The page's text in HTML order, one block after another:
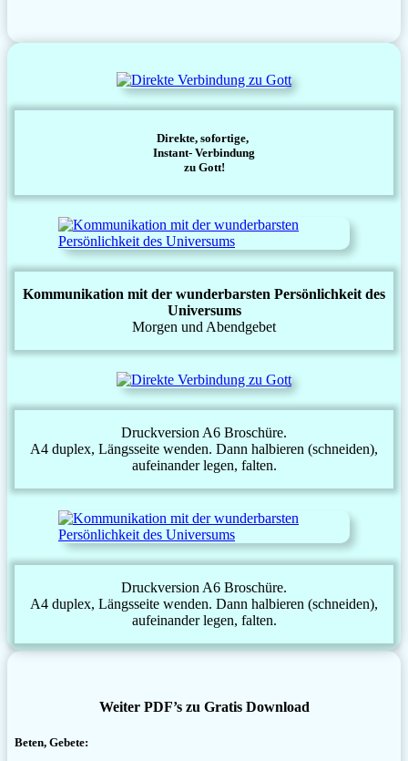
Direkte, sofortige,
Instant- Verbindung
zu Gott!
Kommunikation mit der wunderbarsten Persönlichkeit des
Universums
Morgen und Abendgebet
Druckversion A6 Broschüre.
A4 duplex, Längsseite wenden. Dann halbieren (schneiden),
aufeinander legen, falten.
Druckversion A6 Broschüre.
A4 duplex, Längsseite wenden. Dann halbieren (schneiden),
aufeinander legen, falten.
Weiter PDF’s zu Gratis Download
Beten, Gebete: